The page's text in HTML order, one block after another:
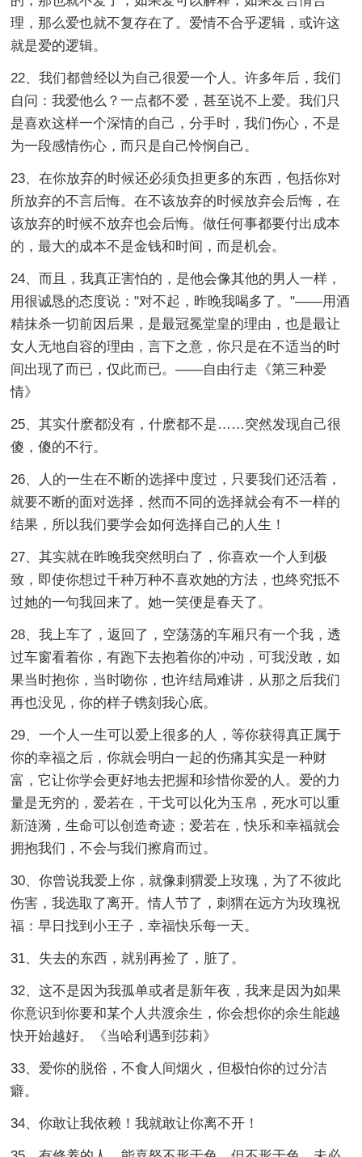
理，那么爱也就不复存在了。爱情不合乎逻辑，或许这
就是爱的逻辑。
22、我们都曾经以为自己很爱一个人。许多年后，我们
自问：我爱他么？一点都不爱，甚至说不上爱。我们只
是喜欢这样一个深情的自己，分手时，我们伤心，不是
为一段感情伤心，而只是自己怜悯自己。
23、在你放弃的时候还必须负担更多的东西，包括你对
所放弃的不言后悔。在不该放弃的时候放弃会后悔，在
该放弃的时候不放弃也会后悔。做任何事都要付出成本
的，最大的成本不是金钱和时间，而是机会。
24、而且，我真正害怕的，是他会像其他的男人一样，
用很诚恳的态度说："对不起，昨晚我喝多了。"——用酒
精抹杀一切前因后果，是最冠冕堂皇的理由，也是最让
女人无地自容的理由，言下之意，你只是在不适当的时
间出现了而已，仅此而已。——自由行走《第三种爱
情》
25、其实什麽都没有，什麽都不是……突然发现自己很
傻，傻的不行。
26、人的一生在不断的选择中度过，只要我们还活着，
就要不断的面对选择，然而不同的选择就会有不一样的
结果，所以我们要学会如何选择自己的人生！
27、其实就在昨晚我突然明白了，你喜欢一个人到极
致，即使你想过千种万种不喜欢她的方法，也终究抵不
过她的一句我回来了。她一笑便是春天了。
28、我上车了，返回了，空荡荡的车厢只有一个我，透
过车窗看着你，有跑下去抱着你的冲动，可我没敢，如
果当时抱你，当时吻你，也许结局难讲，从那之后我们
再也没见，你的样子镌刻我心底。
29、一个人一生可以爱上很多的人，等你获得真正属于
你的幸福之后，你就会明白一起的伤痛其实是一种财
富，它让你学会更好地去把握和珍惜你爱的人。爱的力
量是无穷的，爱若在，干戈可以化为玉帛，死水可以重
新涟漪，生命可以创造奇迹；爱若在，快乐和幸福就会
拥抱我们，不会与我们擦肩而过。
30、你曾说我爱上你，就像刺猬爱上玫瑰，为了不彼此
伤害，我选取了离开。情人节了，刺猬在远方为玫瑰祝
福：早日找到小王子，幸福快乐每一天。
31、失去的东西，就别再捡了，脏了。
32、这不是因为我孤单或者是新年夜，我来是因为如果
你意识到你要和某个人共渡余生，你会想你的余生能越
快开始越好。《当哈利遇到莎莉》
33、爱你的脱俗，不食人间烟火，但极怕你的过分洁
癖。
34、你敢让我依赖！我就敢让你离不开！